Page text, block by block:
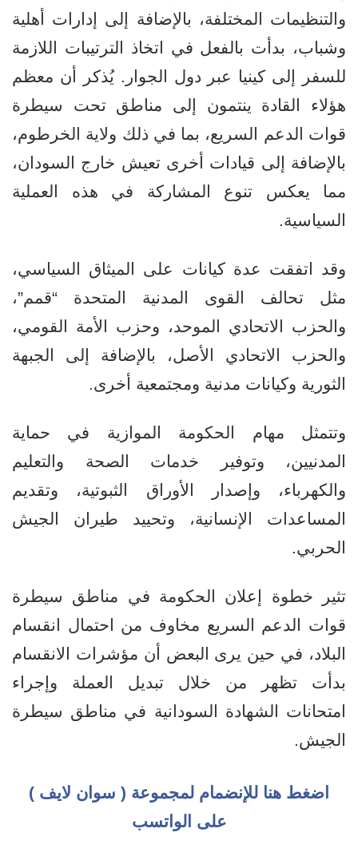
والتنظيمات المختلفة، بالإضافة إلى إدارات أهلية
وشباب، بدأت بالفعل في اتخاذ الترتيبات اللازمة
للسفر إلى كينيا عبر دول الجوار. يُذكر أن معظم
هؤلاء القادة ينتمون إلى مناطق تحت سيطرة
قوات الدعم السريع، بما في ذلك ولاية الخرطوم،
بالإضافة إلى قيادات أخرى تعيش خارج السودان،
مما يعكس تنوع المشاركة في هذه العملية
السياسية.
وقد اتفقت عدة كيانات على الميثاق السياسي،
مثل تحالف القوى المدنية المتحدة “قمم”،
والحزب الاتحادي الموحد، وحزب الأمة القومي،
والحزب الاتحادي الأصل، بالإضافة إلى الجبهة
الثورية وكيانات مدنية ومجتمعية أخرى.
وتتمثل مهام الحكومة الموازية في حماية
المدنيين، وتوفير خدمات الصحة والتعليم
والكهرباء، وإصدار الأوراق الثبوتية، وتقديم
المساعدات الإنسانية، وتحييد طيران الجيش
الحربي.
تثير خطوة إعلان الحكومة في مناطق سيطرة
قوات الدعم السريع مخاوف من احتمال انقسام
البلاد، في حين يرى البعض أن مؤشرات الانقسام
بدأت تظهر من خلال تبديل العملة وإجراء
امتحانات الشهادة السودانية في مناطق سيطرة
الجيش.
اضغط هنا للإنضمام لمجموعة ( سوان لايف )
على الواتسب